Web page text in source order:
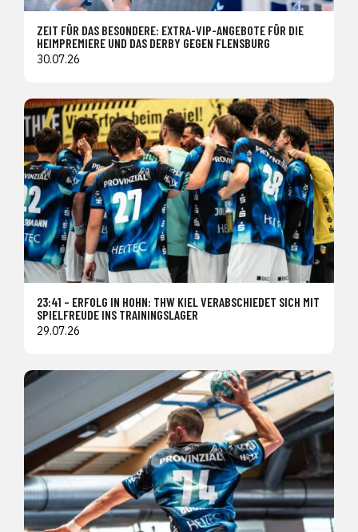
ZEIT FÜR DAS BESONDERE: EXTRA-VIP-ANGEBOTE FÜR DIE
HEIMPREMIERE UND DAS DERBY GEGEN FLENSBURG
30.07.26
23:41 – ERFOLG IN HOHN: THW KIEL VERABSCHIEDET SICH MIT
SPIELFREUDE INS TRAININGSLAGER
29.07.26